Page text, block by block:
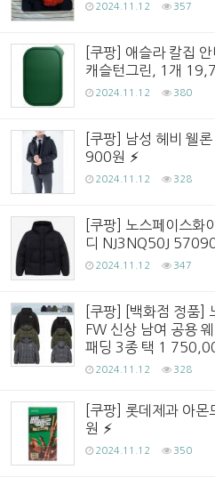
2024.11.12 357
[쿠팡] 애슬라 칼집
캐슬턴그린, 1개
2024.11.12 380
[쿠팡] 남성 헤비 웰
900원
2024.11.12 328
[쿠팡] 노스페이스화
디 NJ3NQ50J
2024.11.12 347
[쿠팡] [백화점 정품]
FW 신상 남여 공용
패딩 3종 택 1
2024.11.12 328
[쿠팡] 롯데제과 아
원
2024.11.12 350